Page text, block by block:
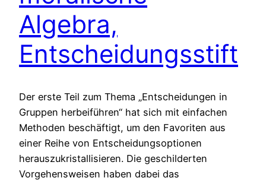
Algebra,
Entscheidungsstift
Der erste Teil zum Thema „Entscheidungen in
Gruppen herbeiführen“ hat sich mit einfachen
Methoden beschäftigt, um den Favoriten aus
einer Reihe von Entscheidungsoptionen
herauszukristallisieren. Die geschilderten
Vorgehensweisen haben dabei das